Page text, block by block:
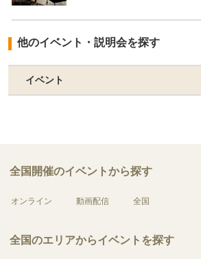
他のイベント・説明会を探す
イベント
全国開催のイベントから探す
オンライン 動画配信 全国
全国のエリアからイベントを探す